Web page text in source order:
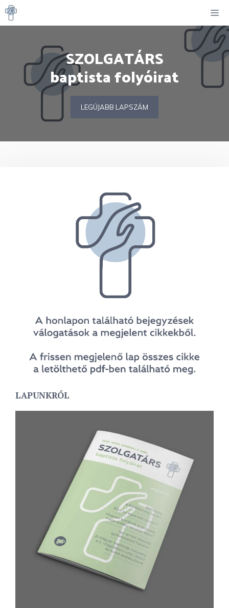
Kilépés
a
tartalomba
SZOLGATÁRS
baptista folyóirat
LEGÚJABB LAPSZÁM
LAPUNKRÓL